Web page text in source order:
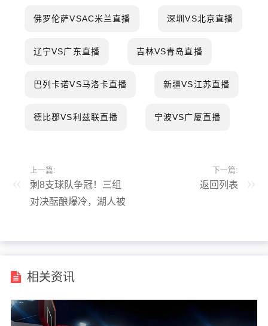
佛罗伦萨VSAC米兰直播 深圳VS北京直播
辽宁VS广东直播 吉林VS青岛直播
巴列卡诺VS马洛卡直播 新疆VS江苏直播
德比郡VS利兹联直播 宁波VS广厦直播
上一篇:
剩8支球队争冠！三组
对决酝酿爆冷，湖人被
下一篇:
返回列表
相关资讯